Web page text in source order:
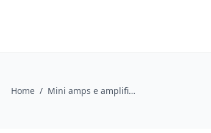
Home / Mini amps e amplificatori a batteria